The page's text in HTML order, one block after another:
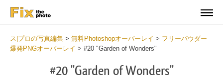
ス|プロの写真編集 > 無料Photoshopオーバーレイ > フリーパウダー
爆発PNGオーバーレイ > #20 "Garden of Wonders"
#20 "Garden of Wonders"